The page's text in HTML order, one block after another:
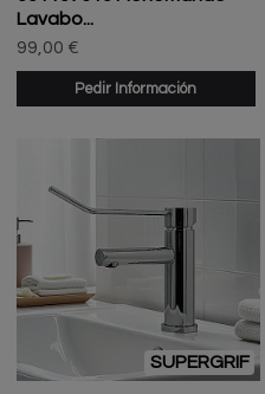
Lavabo...
99,00 €
Pedir Información
SUPERGRIF